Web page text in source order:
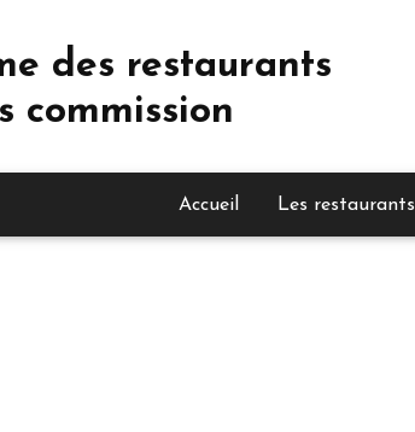
des restaurants
commission
Accueil Les restaurants